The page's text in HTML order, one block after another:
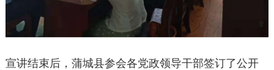
宣讲结束后，蒲城县参会各党政领导干部签订了公开